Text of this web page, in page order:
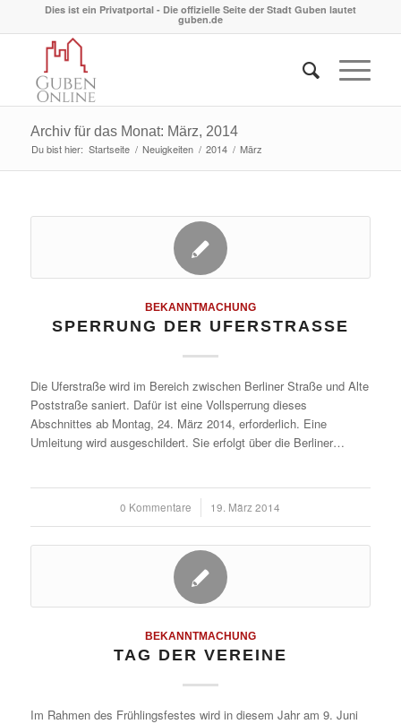
Dies ist ein Privatportal - Die offizielle Seite der Stadt Guben lautet
guben.de
Archiv für das Monat: März, 2014
Du bist hier: Startseite / Neuigkeiten / 2014 / März
BEKANNTMACHUNG
SPERRUNG DER UFERSTRASSE
Die Uferstraße wird im Bereich zwischen Berliner Straße und Alte
Poststraße saniert. Dafür ist eine Vollsperrung dieses
Abschnittes ab Montag, 24. März 2014, erforderlich. Eine
Umleitung wird ausgeschildert. Sie erfolgt über die Berliner…
0 Kommentare
/ 19. März 2014
BEKANNTMACHUNG
TAG DER VEREINE
Im Rahmen des Frühlingsfestes wird in diesem Jahr am 9. Juni